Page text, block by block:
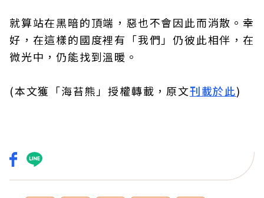
就算站在黑暗的頂端，惡也不會因此而消散。幸
好，在這樣的國度裡有「我們」仍彼此相伴，在
微光中，仍能找到溫暖。
(本文獲「海苔熊」授權轉載，原文刊載於此)